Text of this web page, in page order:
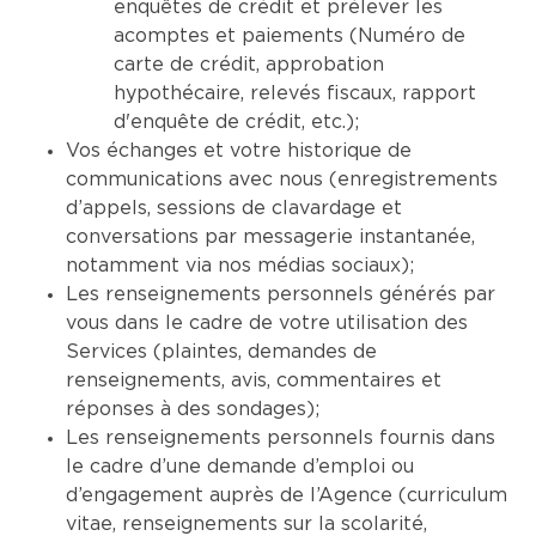
enquêtes de crédit et prélever les
acomptes et paiements (Numéro de
carte de crédit, approbation
hypothécaire, relevés fiscaux, rapport
d'enquête de crédit, etc.);
Vos échanges et votre historique de
communications avec nous (enregistrements
d’appels, sessions de clavardage et
conversations par messagerie instantanée,
notamment via nos médias sociaux);
Les renseignements personnels générés par
vous dans le cadre de votre utilisation des
Services (plaintes, demandes de
renseignements, avis, commentaires et
réponses à des sondages);
Les renseignements personnels fournis dans
le cadre d’une demande d’emploi ou
d’engagement auprès de l’Agence (curriculum
vitae, renseignements sur la scolarité,